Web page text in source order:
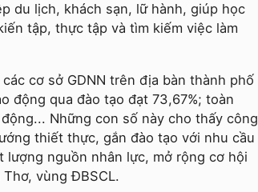
du lịch, khách sạn, lữ hành, giúp học
tập, thực tập và tìm kiếm việc làm
cơ sở GDNN trên địa bàn thành phố
động qua đào tạo đạt 73,67%; toàn
Những con số này cho thấy công
thiết thực, gắn đào tạo với nhu cầu
lượng nguồn nhân lực, mở rộng cơ hội
vùng ĐBSCL.